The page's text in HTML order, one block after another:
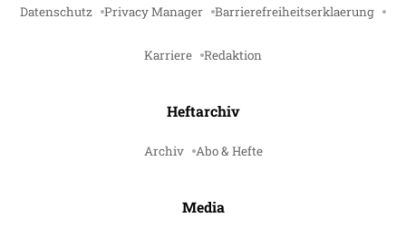
Datenschutz Privacy Manager Barrierefreiheitserklaerung
Karriere Redaktion
Heftarchiv
Archiv Abo & Hefte
Media